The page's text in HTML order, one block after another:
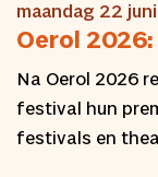
maandag 22 juni
Oerol
Na Oerol 2026
festival hun
festivals en